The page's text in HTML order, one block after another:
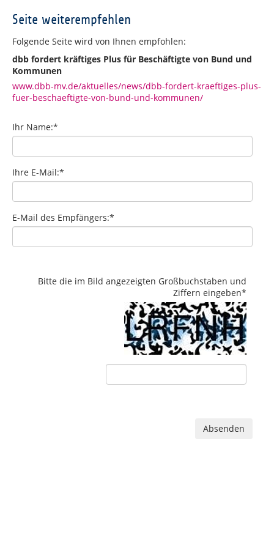
Seite weiterempfehlen
Folgende Seite wird von Ihnen empfohlen:
dbb fordert kräftiges Plus für Beschäftigte von Bund und
Kommunen
www.dbb-mv.de/aktuelles/news/dbb-fordert-kraeftiges-plus-
fuer-beschaeftigte-von-bund-und-kommunen/
Ihr Name:*
Ihre E-Mail:*
E-Mail des Empfängers:*
Bitte die im Bild angezeigten Großbuchstaben und
Ziffern eingeben*
Absenden